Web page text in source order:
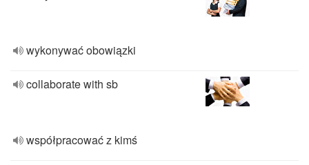
wykonywać obowiązki
collaborate with sb
współpracować z kimś